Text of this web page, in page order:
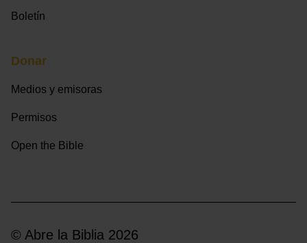
Boletín
Donar
Medios y emisoras
Permisos
Open the Bible
© Abre la Biblia 2026